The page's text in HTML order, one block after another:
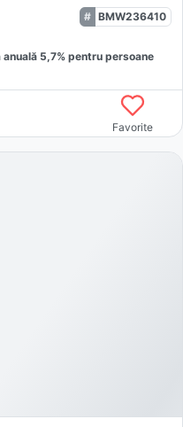
BMW236410
anuală 5,7% pentru persoane
Favorite